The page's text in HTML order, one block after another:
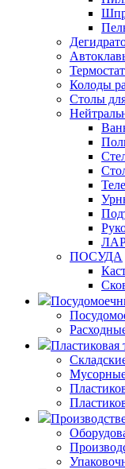
Колоды
Столы
ПОСУДА
Пластиковая